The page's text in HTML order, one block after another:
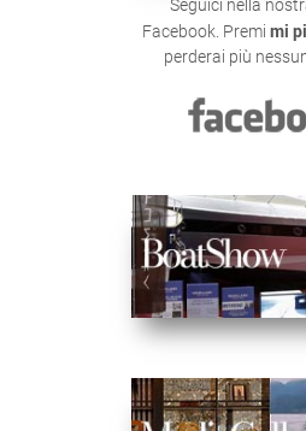
Seguici nella
Facebook. Premi mi
perderai più